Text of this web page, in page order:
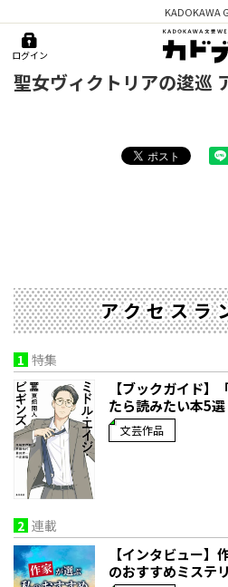
KADOKAWA
ログイン
聖女ヴィクトリアの逡巡
アクセスラ
1 特集
【ブックガイド】
たら読みたい本5選
文芸作品
2 連載
【インタビュー】
のおすすめミステ